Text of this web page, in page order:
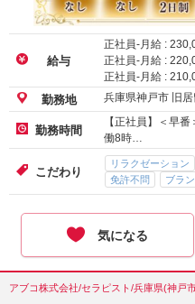
給与
正社員-月給 :
正社員-月給 :
正社員-月給 :
勤務地 兵庫県神戸市 旧
勤務時間
【正社員】＜早
働8時…
こだわり
リラクゼーション
免許不問
ブラ
気になる
アブコ株式会社/セラピスト/兵庫県(神戸